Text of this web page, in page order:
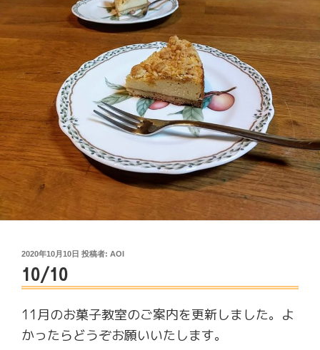
投
稿
日:
2020年10月10日 投稿者: AOI
10/10
11月のお菓子教室のご案内を更新しました。よ
かったらどうぞお願いいたします。